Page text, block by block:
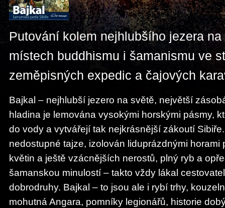
Putování kolem nejhlubšího jezera
místech buddhismu i šamanismu ve
zeměpisných expedic a čajových
Bajkal – nejhlubší jezero na světě, největší
hladina je lemována vysokými horskými pásmy,
do vody a vytvářejí tak nejkrásnější zákoutí
nedostupné tajze, izolován liduprázdnými horami
květin a ještě vzácnějších nerostů, plný ryb a
šamanskou minulostí – takto vždy lákal
dobrodruhy. Bajkal – to jsou ale i rybí trhy,
mohutná Angara, pomníky legionářů, historie